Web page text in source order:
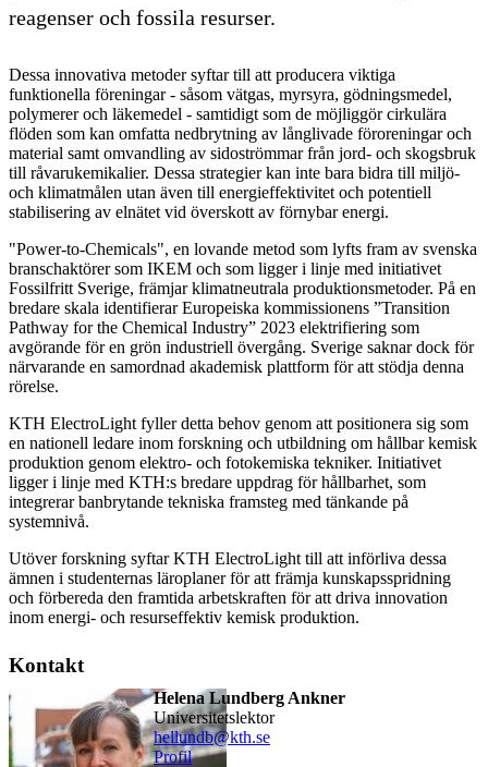
reagenser och fossila resurser.
Dessa innovativa metoder syftar till att producera viktiga
funktionella föreningar - såsom vätgas, myrsyra, gödningsmedel,
polymerer och läkemedel - samtidigt som de möjliggör cirkulära
flöden som kan omfatta nedbrytning av långlivade föroreningar och
material samt omvandling av sidoströmmar från jord- och skogsbruk
till råvarukemikalier. Dessa strategier kan inte bara bidra till miljö-
och klimatmålen utan även till energieffektivitet och potentiell
stabilisering av elnätet vid överskott av förnybar energi.
"Power-to-Chemicals", en lovande metod som lyfts fram av svenska
branschaktörer som IKEM och som ligger i linje med initiativet
Fossilfritt Sverige, främjar klimatneutrala produktionsmetoder. På en
bredare skala identifierar Europeiska kommissionens ”Transition
Pathway for the Chemical Industry” 2023 elektrifiering som
avgörande för en grön industriell övergång. Sverige saknar dock för
närvarande en samordnad akademisk plattform för att stödja denna
rörelse.
KTH ElectroLight fyller detta behov genom att positionera sig som
en nationell ledare inom forskning och utbildning om hållbar kemisk
produktion genom elektro- och fotokemiska tekniker. Initiativet
ligger i linje med KTH:s bredare uppdrag för hållbarhet, som
integrerar banbrytande tekniska framsteg med tänkande på
systemnivå.
Utöver forskning syftar KTH ElectroLight till att införliva dessa
ämnen i studenternas läroplaner för att främja kunskapsspridning
och förbereda den framtida arbetskraften för att driva innovation
inom energi- och resurseffektiv kemisk produktion.
Kontakt
Helena Lundberg Ankner
universitetslektor
hellundb@kth.se
Profil